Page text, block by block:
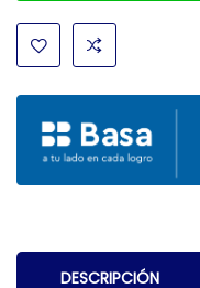
DESCRIPCIÓN